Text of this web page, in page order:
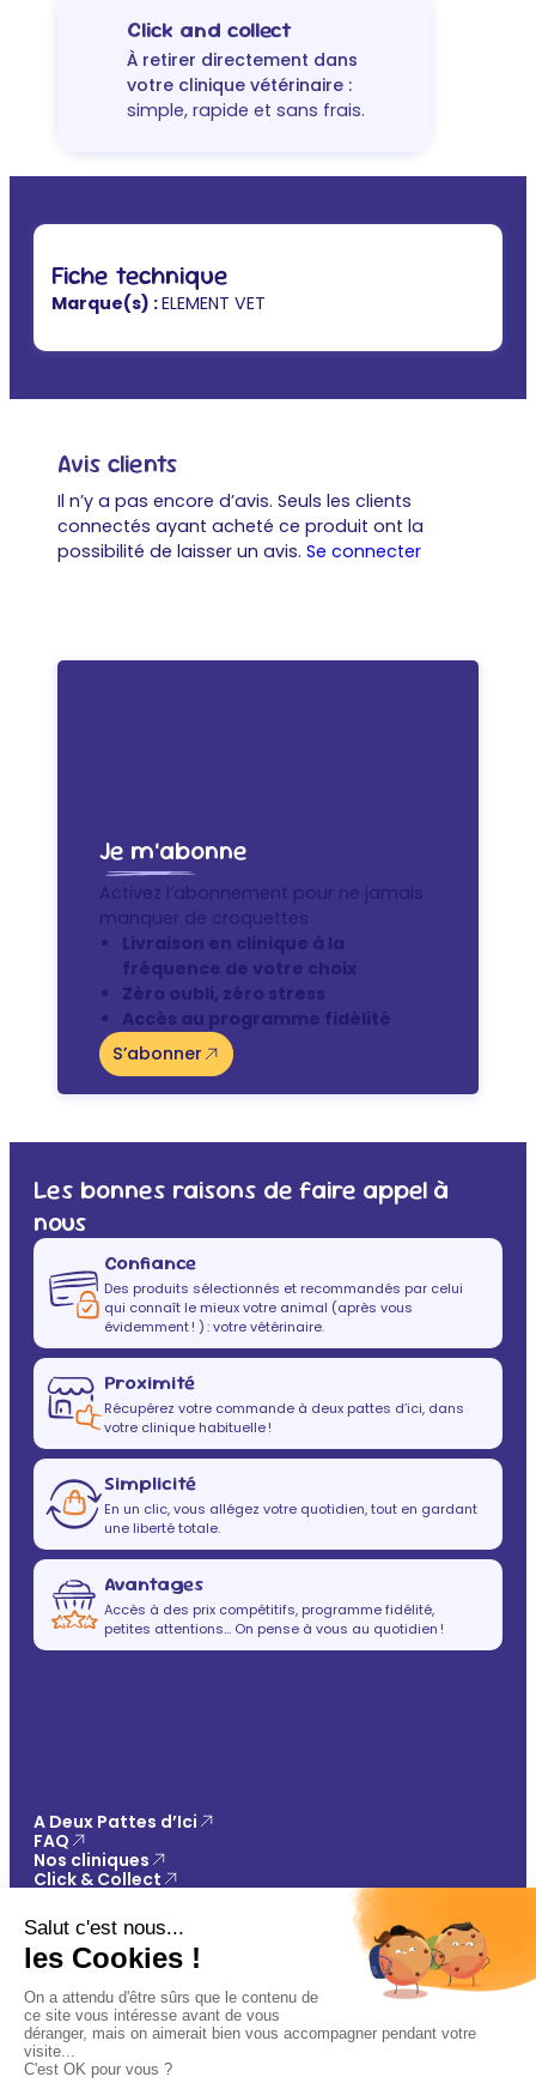
Click and collect
À retirer directement dans
votre clinique vétérinaire :
simple, rapide et sans frais.
Fiche technique
Marque(s) :ELEMENT VET
Avis clients
Il n’y a pas encore d’avis. Seuls les clients
connectés ayant acheté ce produit ont la
possibilité de laisser un avis. Se connecter
Je m’abonne
Activez l’abonnement pour ne jamais
manquer de croquettes
Livraison en clinique à la
fréquence de votre choix
Zéro oubli, zéro stress
Accès au programme fidélité
S’abonner
Les bonnes raisons de faire appel à
nous
Confiance
Des produits sélectionnés et recommandés par celui
qui connaît le mieux votre animal (après vous
évidemment ! ) : votre vétérinaire.
Proximité
Récupérez votre commande à deux pattes d’ici, dans
votre clinique habituelle !
Simplicité
En un clic, vous allégez votre quotidien, tout en gardant
une liberté totale.
Avantages
Accès à des prix compétitifs, programme fidélité,
petites attentions… On pense à vous au quotidien !
A Deux Pattes d’Ici
FAQ
Nos cliniques
Click & Collect
Vos avantages
Conseils
Paiement 100% sécurisé